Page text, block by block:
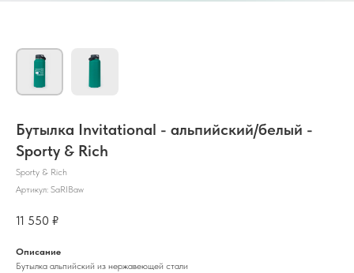
Бутылка Invitational - альпийский/белый -
Sporty & Rich
Sporty & Rich
Артикул: SaRIBaw
11 550 ₽
Описание
Бутылка альпийский из нержавеющей стали